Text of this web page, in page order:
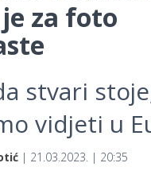
za foto
stvari
vidjeti u
| 21.03.2023. | 20:35